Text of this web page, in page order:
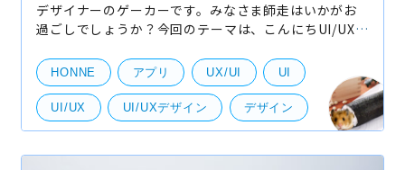
デザイナーのゲーカーです。みなさま師走はいかがお
過ごしでしょうか？今回のテーマは、こんにちUI/UXを
る「マイクロインタラクション」です。 そもそもマイ
ク
HONNE アプリ UX/UI UI
UI/UX UI/UXデザイン デザイン